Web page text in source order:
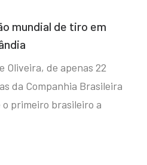
mundial de tiro em
Oliveira, de apenas 22
da Companhia Brasileira
o primeiro brasileiro a